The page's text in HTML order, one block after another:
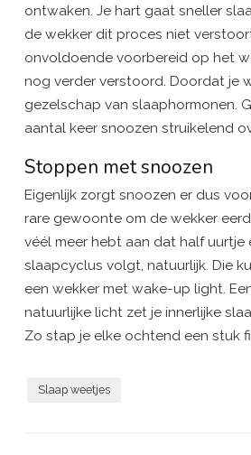
ontwaken. Je hart gaat sneller
de wekker dit proces niet
onvoldoende voorbereid op het
nog verder verstoord. Doordat je
gezelschap van slaaphormonen.
aantal keer snoozen struikelend
Stoppen met snoozen
Eigenlijk zorgt snoozen er dus
rare gewoonte om de wekker
véél meer hebt aan dat half uurtje
slaapcyclus volgt, natuurlijk. Die
een wekker met wake-up light.
natuurlijke licht zet je innerlijke
Zo stap je elke ochtend een stuk
Slaap weetjes